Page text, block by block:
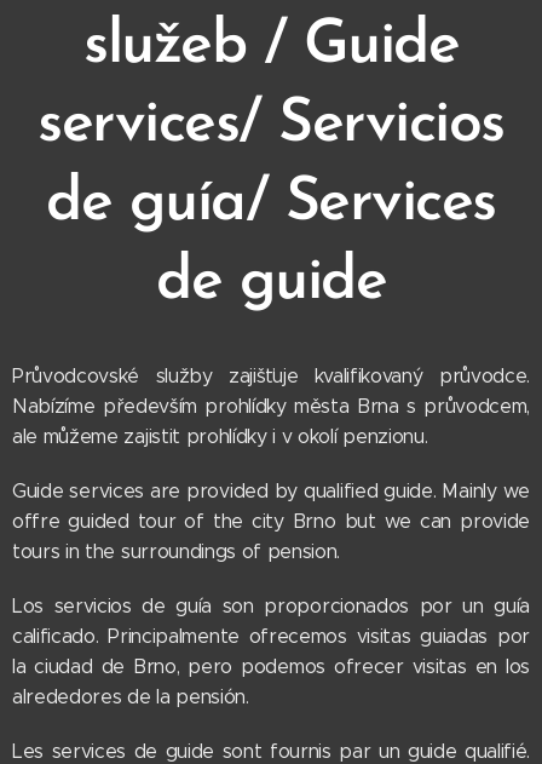
služeb / Guide
services/ Servicios
de guía/ Services
de guide
Průvodcovské služby zajišťuje kvalifikovaný průvodce.
Nabízíme především prohlídky města Brna s průvodcem,
ale můžeme zajistit prohlídky i v okolí penzionu.
Guide services are provided by qualified guide. Mainly we
offre guided tour of the city Brno but we can provide
tours in the surroundings of pension.
Los servicios de guía son proporcionados por un guía
calificado. Principalmente ofrecemos visitas guiadas por
la ciudad de Brno, pero podemos ofrecer visitas en los
alrededores de la pensión.
Les services de guide sont fournis par un guide qualifié.